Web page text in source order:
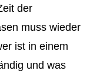
der
muss wieder
ist in einem
und was